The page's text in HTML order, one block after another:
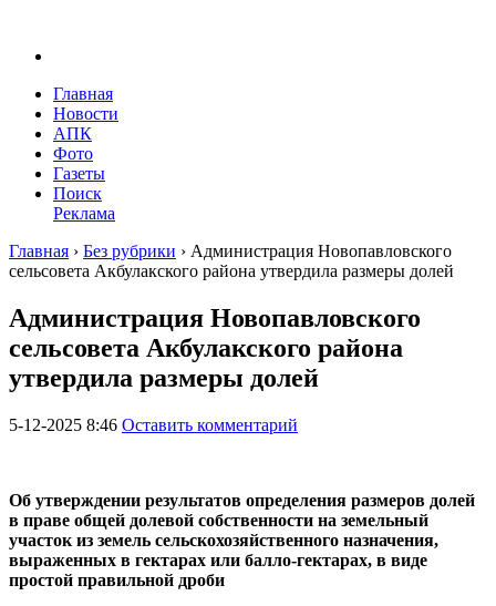
Главная
Новости
АПК
Фото
Газеты
Поиск
Реклама
Главная › Без рубрики › Администрация Новопавловского
сельсовета Акбулакского района утвердила размеры долей
Администрация Новопавловского
сельсовета Акбулакского района
утвердила размеры долей
5-12-2025 8:46 Оставить комментарий
Об утверждении результатов определения размеров долей
в праве общей долевой собственности на земельный
участок из земель сельскохозяйственного назначения,
выраженных в гектарах или балло-гектарах, в виде
простой правильной дроби